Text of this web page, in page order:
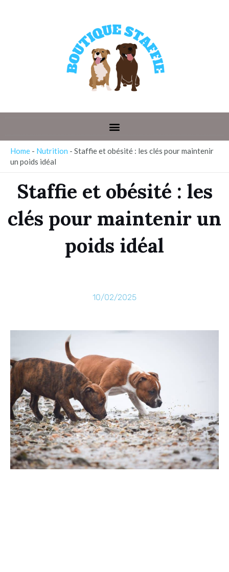
Home - Nutrition - Staffie et obésité : les clés pour maintenir
un poids idéal
Staffie et obésité : les
clés pour maintenir un
poids idéal
10/02/2025